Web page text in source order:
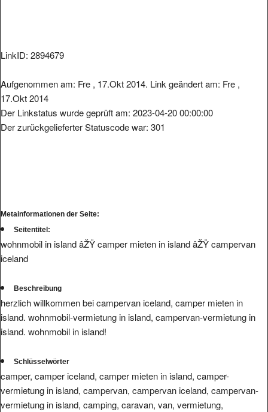
LinkID: 2894679
Aufgenommen am: Fre , 17.Okt 2014. Link geändert am: Fre ,
17.Okt 2014
Der Linkstatus wurde geprüft am: 2023-04-20 00:00:00
Der zurückgelieferter Statuscode war: 301
Metainformationen der Seite:
Seitentitel:
wohnmobil in island âŽŸ camper mieten in island âŽŸ campervan
iceland
Beschreibung
herzlich willkommen bei campervan iceland, camper mieten in
island. wohnmobil-vermietung in island, campervan-vermietung in
island. wohnmobil in island!
Schlüsselwörter
camper, camper iceland, camper mieten in island, camper-
vermietung in island, campervan, campervan iceland, campervan-
vermietung in island, camping, caravan, van, vermietung,